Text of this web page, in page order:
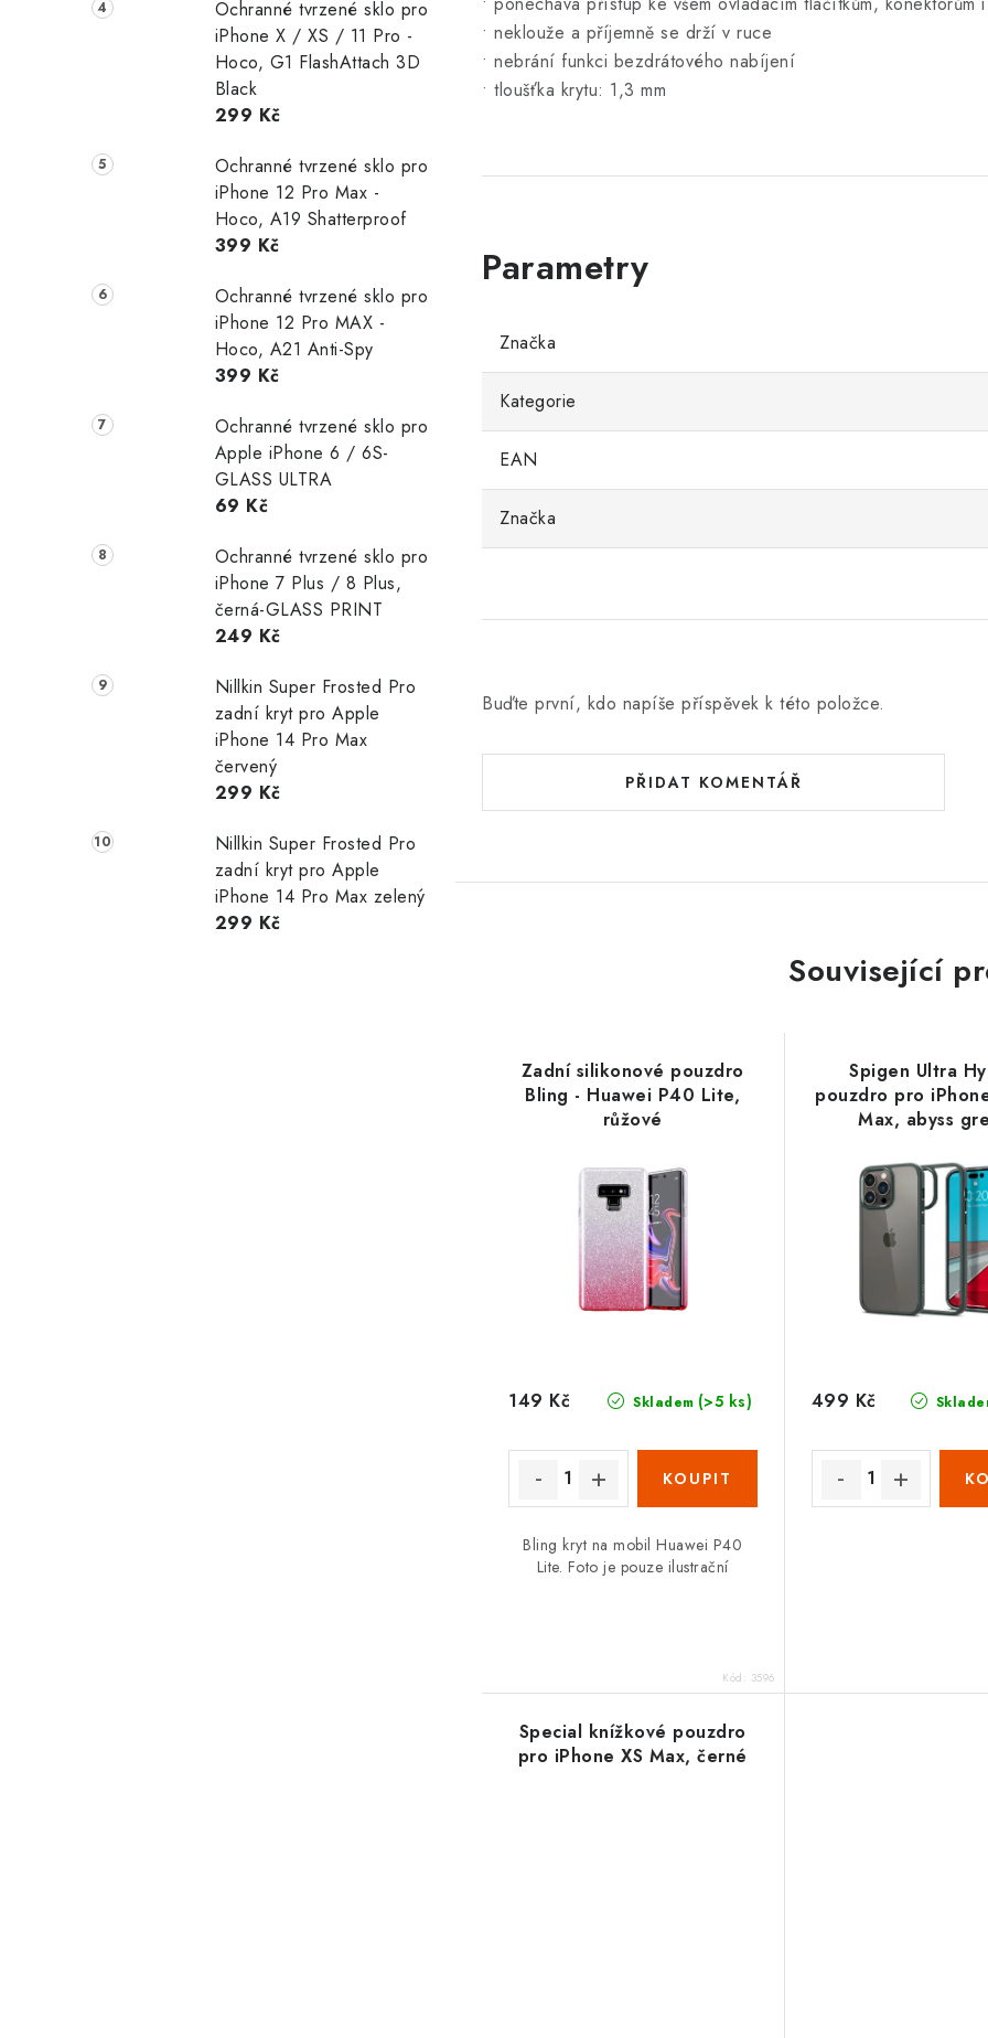
Ochranné tvrzené sklo pro
iPhone X / XS / 11 Pro -
Hoco, G1 FlashAttach 3D
Black
299 Kč
Ochranné tvrzené sklo pro
iPhone 12 Pro Max -
Hoco, A19 Shatterproof
399 Kč
Ochranné tvrzené sklo pro
iPhone 12 Pro MAX -
Hoco, A21 Anti-Spy
399 Kč
Ochranné tvrzené sklo pro
Apple iPhone 6 / 6S-
GLASS ULTRA
69 Kč
Ochranné tvrzené sklo pro
iPhone 7 Plus / 8 Plus,
černá-GLASS PRINT
249 Kč
Nillkin Super Frosted Pro
zadní kryt pro Apple
iPhone 14 Pro Max
červený
299 Kč
Nillkin Super Frosted Pro
zadní kryt pro Apple
iPhone 14 Pro Max zelený
299 Kč
• neklouže a příjemně se drží v ruce
• nebrání funkci bezdrátového nabíjení
• tloušťka krytu: 1,3 mm
Značka
Kategorie
EAN
Značka
Buďte první, kdo napíše příspěvek k této položce.
PŘIDAT KOMENTÁŘ
Související
Zadní silikonové pouzdro
Bling - Huawei P40 Lite,
růžové
Skladem (>5 ks)
149 Kč
Bling kryt na mobil Huawei P40
Lite. Foto je pouze ilustrační
Kód: 3596
Spigen Ultra
pouzdro pro
Max, abyss
499 Kč
Special knížkové pouzdro
pro iPhone XS Max, černé